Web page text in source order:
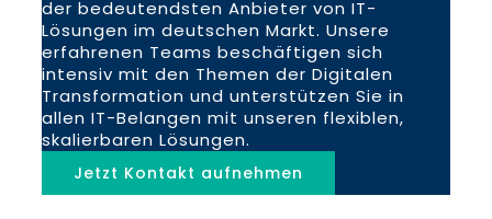
der bedeutendsten Anbieter von IT-
Lösungen im deutschen Markt. Unsere
erfahrenen Teams beschäftigen sich
intensiv mit den Themen der Digitalen
Transformation und unterstützen Sie in
allen IT-Belangen mit unseren flexiblen,
skalierbaren Lösungen.
Jetzt Kontakt aufnehmen